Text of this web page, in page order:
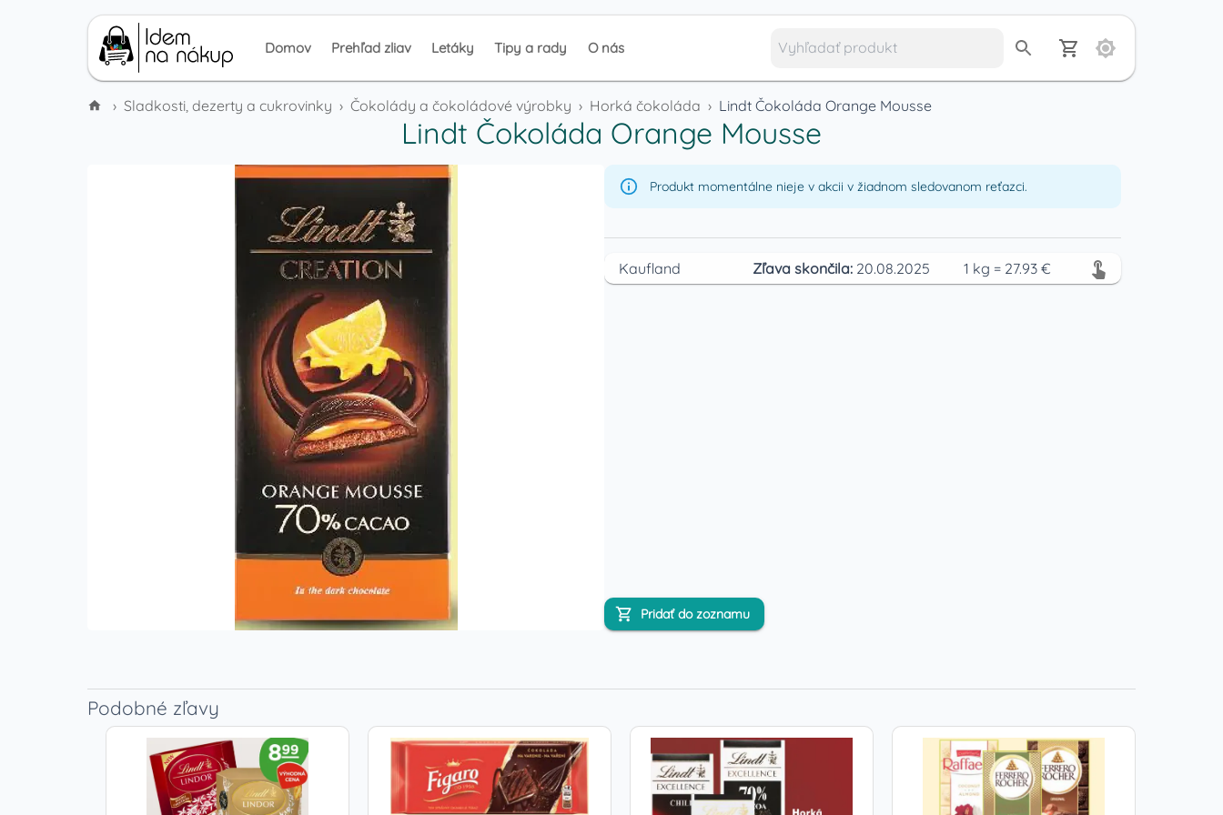
Domov Prehľad zliav Letáky Tipy a rady O nás
› Sladkosti, dezerty a cukrovinky › Čokolády a čokoládové výrobky › Horká čokoláda › Lindt Čokoláda Orange Mousse
Lindt Čokoláda Orange Mousse
Produkt momentálne nieje v akcii v žiadnom sledovanom reťazci.
Kaufland Zľava skončila: 20.08.2025 1 kg = 27.93€
Pridať do zoznamu
Podobné zľavy